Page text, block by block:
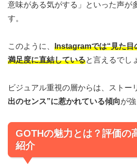
意味がある気がする」といった声が
す。
このように、 Instagramでは“見た目
満足度に直結していると言えるでし
ビジュアル重視の層からは、ストー
出のセンス”に惹かれている傾向が
GOTHの魅力とは？評価の
紹介